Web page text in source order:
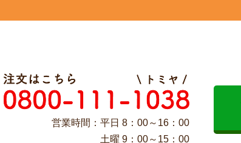
営業時間：平日 8：00～16：00
土曜 9：00～15：00